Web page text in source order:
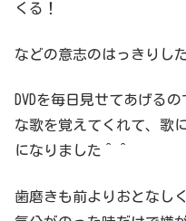
くる！
などの意志のはっきりし
DVDを毎日見せてあげる
な歌を覚えてくれて、歌
になりました＾＾
歯磨きも前よりおとなし